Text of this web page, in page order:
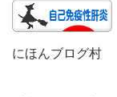
にほんブログ村